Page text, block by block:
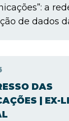
a
de dados
DAS
| EX-